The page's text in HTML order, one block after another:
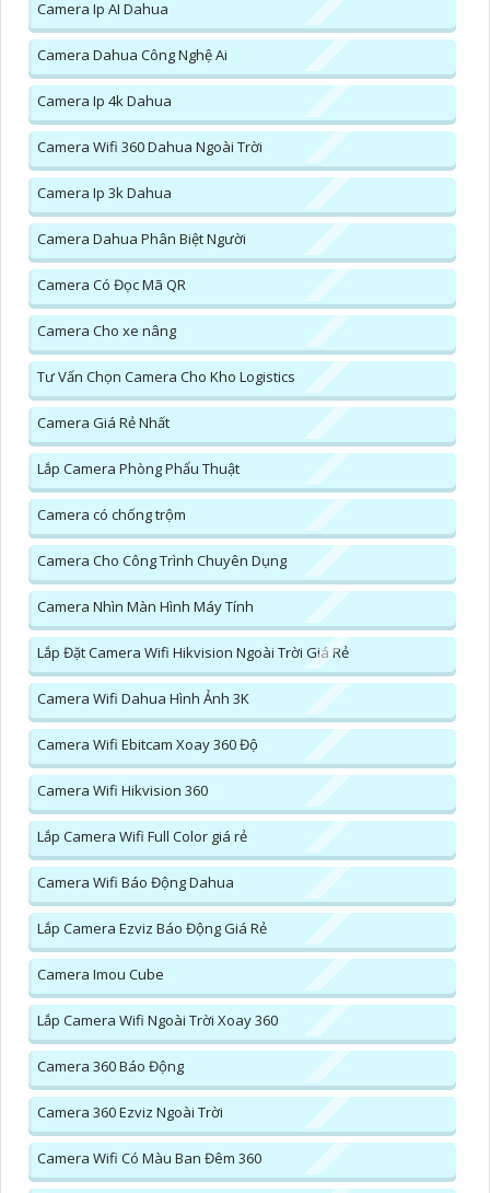
Camera Ip AI Dahua
Camera Dahua Công Nghệ Ai
Camera Ip 4k Dahua
Camera Wifi 360 Dahua Ngoài Trời
Camera Ip 3k Dahua
Camera Dahua Phân Biệt Người
Camera Có Đọc Mã QR
Camera Cho xe nâng
Tư Vấn Chọn Camera Cho Kho Logistics
Camera Giá Rẻ Nhất
Lắp Camera Phòng Phẩu Thuật
Camera có chống trộm
Camera Cho Công Trình Chuyên Dụng
Camera Nhìn Màn Hình Máy Tính
Lắp Đặt Camera Wifi Hikvision Ngoài Trời Giá Rẻ
Camera Wifi Dahua Hình Ảnh 3K
Camera Wifi Ebitcam Xoay 360 Độ
Camera Wifi Hikvision 360
Lắp Camera Wifi Full Color giá rẻ
Camera Wifi Báo Động Dahua
Lắp Camera Ezviz Báo Động Giá Rẻ
Camera Imou Cube
Lắp Camera Wifi Ngoài Trời Xoay 360
Camera 360 Báo Động
Camera 360 Ezviz Ngoài Trời
Camera Wifi Có Màu Ban Đêm 360